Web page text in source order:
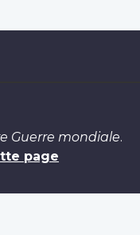
Guerre mondiale.
page